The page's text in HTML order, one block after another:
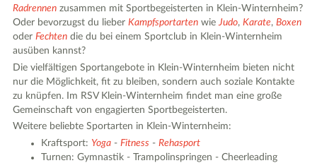
Radrennen zusammen mit Sportbegeisterten in Klein-Winternheim?
Oder bevorzugst du lieberKampfsportarten wieJudo,Karate,Boxen
oderFechten die du bei einem Sportclub in Klein-Winternheim
ausüben kannst?
Die vielfältigen Sportangebote in Klein-Winternheim bieten nicht
nur die Möglichkeit, fit zu bleiben, sondern auch soziale Kontakte
zu knüpfen. Im RSV Klein-Winternheim findet man eine große
Gemeinschaft von engagierten Sportbegeisterten.
Weitere beliebte Sportarten in Klein-Winternheim:
Kraftsport: Yoga -Fitness -Rehasport
Turnen: Gymnastik - Trampolinspringen - Cheerleading